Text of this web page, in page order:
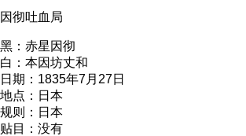
因彻吐血局
黑： 赤星因彻
白： 本因坊丈和
日期： 1835年7月27日
地点： 日本
规则： 日本
贴目： 没有